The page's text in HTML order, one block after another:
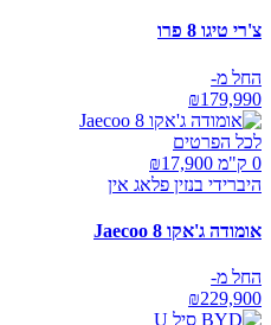
צ'רי טיגו 8 פרו
החל מ-
₪179,990
לכל הפרטים
0 ק"מ ₪
17,900
היברידי בנזין פלאג אין
אומודה ג'אקו Jaecoo 8
החל מ-
₪229,900